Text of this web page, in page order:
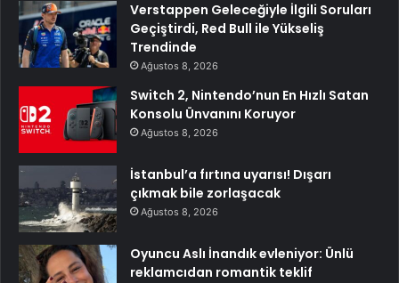
Verstappen Geleceğiyle İlgili Soruları
Geçiştirdi, Red Bull ile Yükseliş
Trendinde
Ağustos 8, 2026
Switch 2, Nintendo’nun En Hızlı Satan
Konsolu Ünvanını Koruyor
Ağustos 8, 2026
İstanbul’a fırtına uyarısı! Dışarı
çıkmak bile zorlaşacak
Ağustos 8, 2026
Oyuncu Aslı İnandık evleniyor: Ünlü
reklamcıdan romantik teklif